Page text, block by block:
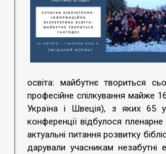
освіта: майбутнє твориться
професійне спілкування майже
Україна і Швеція), з яких 65
конференції відбулося
актуальні питання розвитку
дарували учасникам незабутні